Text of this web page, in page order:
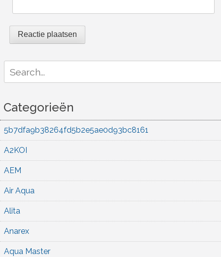
for:
Categorieën
5b7dfa9b38264fd5b2e5ae0d93bc8161
A2KOI
AEM
Air Aqua
Alita
Anarex
Aqua Master